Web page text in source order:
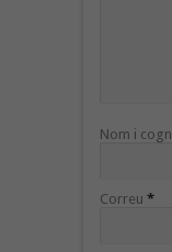
Nom i
Correu *